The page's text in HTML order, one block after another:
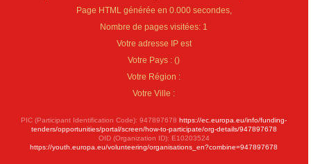
Page HTML générée en 0.000 secondes,
Nombre de pages visitées: 1
Votre adresse IP est
Votre Pays :()
Votre Région :
Votre Ville :
PIC (Participant Identification Code): 947897678https://ec.europa.eu/info/funding-
tenders/opportunities/portal/screen/how-to-participate/org-details/947897678
OID (Organization ID): E10203524
https://youth.europa.eu/volunteering/organisations_en?combine=947897678